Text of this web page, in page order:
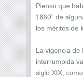
Pienso que
1860” de
los méritos de
La vigencia de
interrumpida
siglo XIX,